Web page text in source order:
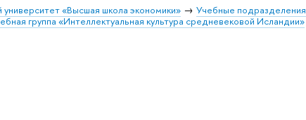
«Высшая школа экономики» Учебные подразделения
группа «Интеллектуальная культура средневековой Исландии»